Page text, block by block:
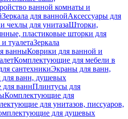
ванной комнаты и
Зеркала для ваннойАксессуары для
чехлы для унитазаШторки,
пластиковые шторки для
туалетаЗеркала
ванныКоврики для ванной и
Комплектующие для мебели в
сантехникиЭкраны для ванн,
ванн, душевых
ваннПлинтусы для
Комплектующие для
для унитазов, писсуаров,
для душевых